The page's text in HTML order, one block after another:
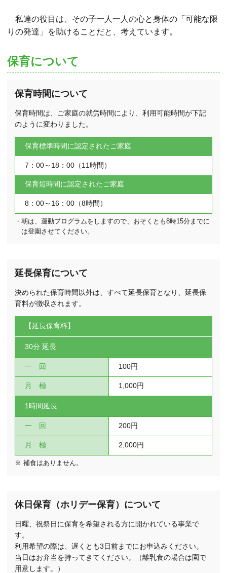
私達の役目は、その子一人一人の心と身体の「可能な限
りの発達」を助けることだと、考えています。
保育について
保育時間について
保育時間は、ご家庭の就労時間により、利用可能時間が下記
のように変わりました。
保育標準時間に認定されたご家庭
7：00～18：00（11時間）
保育短時間に認定されたご家庭
8：00～16：00（8時間）
・朝は、運動プログラムをしますので、おそくとも8時15分までに
は登園させてください。
延長保育について
決められた保育時間以外は、すべて延長保育となり、延長保
育料が徴収されます。
【延長保育料】
30分 延長
一 回 100円
月 極 1,000円
1時間延長
一 回 200円
月 極 2,000円
※ 補食はありません。
休日保育（ホリデー保育）について
日曜、祝祭日に保育を希望される方に開かれている事業で
す。
利用希望の際は、遅くとも3日前までにお申込みください。
当日はお弁当を持ってきてください。（離乳食の場合は園で
用意します。）